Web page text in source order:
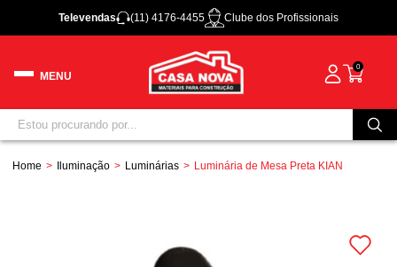
Televendas (11) 4176-4455 Clube dos Profissionais
0
Home Iluminação Luminárias Luminária de Mesa Preta KIAN